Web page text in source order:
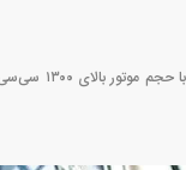
بر اساس اعلام مدیر سامانه هوشمند سوخت، حذف سهمیه بنزین نرخ‌های ارزان قیمت فقط شامل خودرو‌های وارداتی با حجم